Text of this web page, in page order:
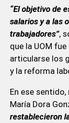
“El objetivo de
salarios y a las
trabajadores”,
que la UOM
articularse los
y la reforma
En ese
María Dora
restablecieron